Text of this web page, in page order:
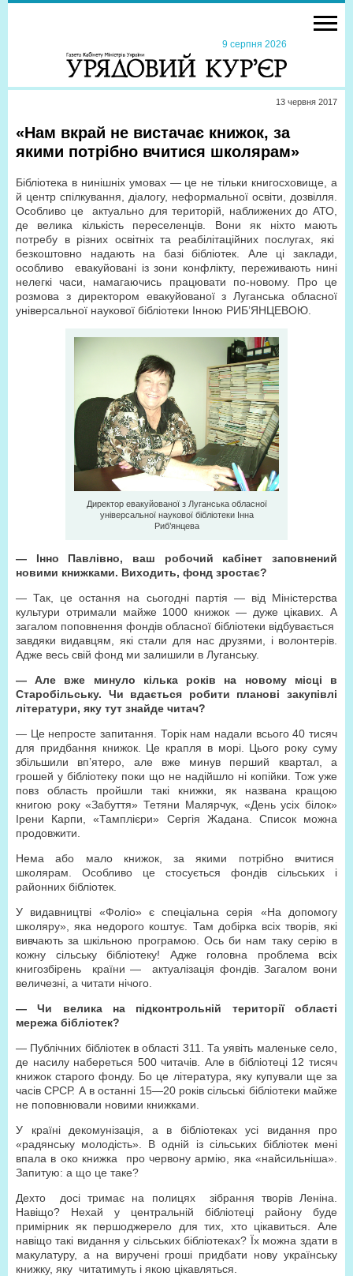
9 серпня 2026
13 червня 2017
«Нам вкрай не вистачає книжок, за
якими потрібно вчитися школярам»
Бібліотека в нинішніх умовах — це не тільки книгосховище, а
й центр спілкування, діалогу, неформальної освіти, дозвілля.
Особливо це актуально для територій, наближених до АТО,
де велика кількість переселенців. Вони як ніхто мають
потребу в різних освітніх та реабілітаційних послугах, які
безкоштовно надають на базі бібліотек. Але ці заклади,
особливо евакуйовані із зони конфлікту, переживають нині
нелегкі часи, намагаючись працювати по-новому. Про це
розмова з директором евакуйованої з Луганська обласної
універсальної наукової бібліотеки Інною РИБ’ЯНЦЕВОЮ.
Директор евакуйованої з Луганська обласної
універсальної наукової бібліотеки Інна
Риб’янцева
— Інно Павлівно, ваш робочий кабінет заповнений
новими книжками. Виходить, фонд зростає?
— Так, це остання на сьогодні партія — від Міністерства
культури отримали майже 1000 книжок — дуже цікавих. А
загалом поповнення фондів обласної бібліотеки відбувається
завдяки видавцям, які стали для нас друзями, і волонтерів.
Адже весь свій фонд ми залишили в Луганську.
— Але вже минуло кілька років на новому місці в
Старобільську. Чи вдається робити планові закупівлі
літератури, яку тут знайде читач?
— Це непросте запитання. Торік нам надали всього 40 тисяч
для придбання книжок. Це крапля в морі. Цього року суму
збільшили вп’ятеро, але вже минув перший квартал, а
грошей у бібліотеку поки що не надійшло ні копійки. Тож уже
повз область пройшли такі книжки, як названа кращою
книгою року «Забуття» Тетяни Малярчук, «День усіх білок»
Ірени Карпи, «Тамплієри» Сергія Жадана. Список можна
продовжити.
Нема або мало книжок, за якими потрібно вчитися
школярам. Особливо це стосується фондів сільських і
районних бібліотек.
У видавництві «Фоліо» є спеціальна серія «На допомогу
школяру», яка недорого коштує. Там добірка всіх творів, які
вивчають за шкільною програмою. Ось би нам таку серію в
кожну сільську бібліотеку! Адже головна проблема всіх
книгозбірень країни — актуалізація фондів. Загалом вони
величезні, а читати нічого.
— Чи велика на підкон­трольній території області
мережа бібліотек?
— Публічних бібліотек в області 311. Та уявіть маленьке село,
де насилу набереться 500 читачів. Але в бібліотеці 12 тисяч
книжок старого фонду. Бо це література, яку купували ще за
часів СРСР. А в останні 15—20 років сільські бібліотеки майже
не поповнювали новими книжками.
У країні декомунізація, а в бібліотеках усі видання про
«радянську молодість». В одній із сільських бібліотек мені
впала в око книжка про червону армію, яка «найсильніша».
Запитую: а що це таке?
Дехто досі тримає на полицях зібрання творів Леніна.
Навіщо? Нехай у центральній бібліотеці району буде
примірник як першоджерело для тих, хто цікавиться. Але
навіщо такі видання у сільських бібліотеках? Їх можна здати в
макулатуру, а на виручені гроші придбати нову українську
книжку, яку читатимуть і якою цікавляться.